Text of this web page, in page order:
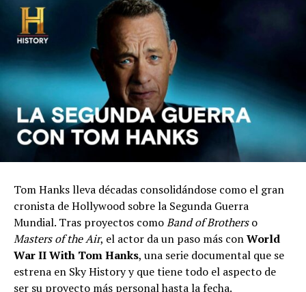
Tom Hanks lleva décadas consolidándose como el gran
cronista de Hollywood sobre la Segunda Guerra
Mundial. Tras proyectos comoBand of Brotherso
Masters of the Air, el actor da un paso más conWorld
War II With Tom Hanks, una serie documental que se
estrena en Sky History y que tiene todo el aspecto de
ser su proyecto más personal hasta la fecha.